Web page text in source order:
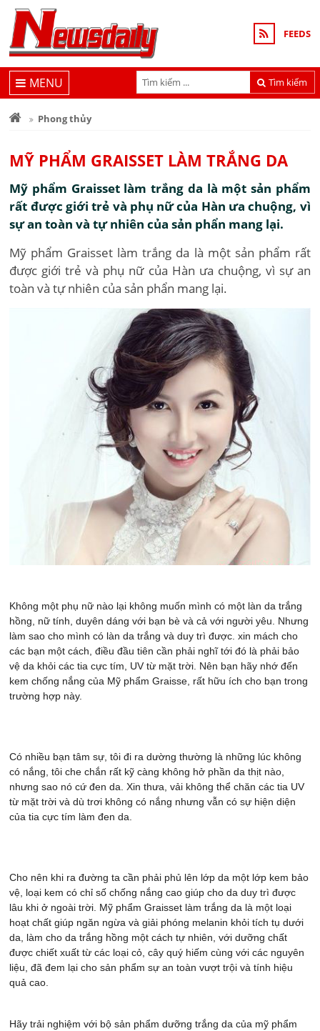
FEEDS
Tìm kiếm
MENU
Phong thủy
MỸ PHẨM GRAISSET LÀM TRẮNG DA
Mỹ phẩm Graisset làm trắng da là một sản phẩm
rất được giới trẻ và phụ nữ của Hàn ưa chuộng, vì
sự an toàn và tự nhiên của sản phẩn mang lại.
Mỹ phẩm Graisset làm trắng da là một sản phẩm rất
được giới trẻ và phụ nữ của Hàn ưa chuộng, vì sự an
toàn và tự nhiên của sản phẩn mang lại.
Không một phụ nữ nào lại không muốn mình có một làn da trắng
hồng, nữ tính, duyên dáng với bạn bè và cả với người yêu. Nhưng
làm sao cho mình có làn da trắng và duy trì được. xin mách cho
các bạn một cách, điều đầu tiên cần phải nghĩ tới đó là phải bảo
vệ da khỏi các tia cực tím, UV từ mặt trời. Nên bạn hãy nhớ đến
kem chống nắng của Mỹ phẩm Graisse, rất hữu ích cho bạn trong
trường hợp này.
Có nhiều bạn tâm sự, tôi đi ra dường thường là những lúc không
có nắng, tôi che chắn rất kỹ càng không hở phần da thịt nào,
nhưng sao nó cứ đen da. Xin thưa, vải không thể chăn các tia UV
từ mặt trời và dù trơi không có nắng nhưng vẫn có sự hiện diện
của tia cực tím làm đen da.
Cho nên khi ra đường ta cần phải phủ lên lớp da một lớp kem bảo
vệ, loại kem có chỉ số chống nắng cao giúp cho da duy trì được
lâu khi ở ngoài trời. Mỹ phẩm Graisset làm trắng da là một loại
hoạt chất giúp ngăn ngừa và giải phóng melanin khỏi tích tụ dưới
da, làm cho da trắng hồng một cách tự nhiên, với dưỡng chất
được chiết xuất từ các loại cỏ, cây quý hiếm cùng với các nguyên
liệu, đã đem lại cho sản phẩm sự an toàn vượt trội và tính hiệu
quả cao.
Hãy trải nghiệm với bộ sản phẩm dưỡng trắng da của mỹ phẩm